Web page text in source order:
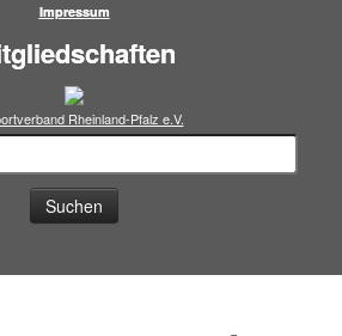
Impressum
Rheinland-Pfalz e.V.